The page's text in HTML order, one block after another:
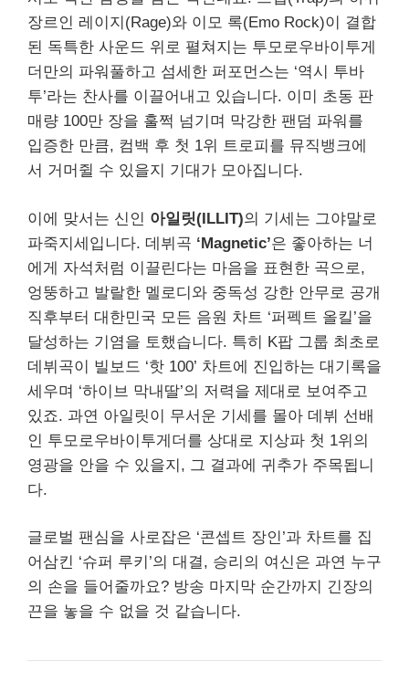
장르인 레이지(Rage)와 이모 록(Emo Rock)이 결합
된 독특한 사운드 위로 펼쳐지는 투모로우바이투게
더만의 파워풀하고 섬세한 퍼포먼스는 ‘역시 투바
투’라는 찬사를 이끌어내고 있습니다. 이미 초동 판
매량 100만 장을 훌쩍 넘기며 막강한 팬덤 파워를
입증한 만큼, 컴백 후 첫 1위 트로피를 뮤직뱅크에
서 거머쥘 수 있을지 기대가 모아집니다.
이에 맞서는 신인 아일릿(ILLIT)의 기세는 그야말로
파죽지세입니다. 데뷔곡 ‘Magnetic’은 좋아하는 너
에게 자석처럼 이끌린다는 마음을 표현한 곡으로,
엉뚱하고 발랄한 멜로디와 중독성 강한 안무로 공개
직후부터 대한민국 모든 음원 차트 ‘퍼펙트 올킬’을
달성하는 기염을 토했습니다. 특히 K팝 그룹 최초로
데뷔곡이 빌보드 ‘핫 100’ 차트에 진입하는 대기록을
세우며 ‘하이브 막내딸’의 저력을 제대로 보여주고
있죠. 과연 아일릿이 무서운 기세를 몰아 데뷔 선배
인 투모로우바이투게더를 상대로 지상파 첫 1위의
영광을 안을 수 있을지, 그 결과에 귀추가 주목됩니
다.
글로벌 팬심을 사로잡은 ‘콘셉트 장인’과 차트를 집
어삼킨 ‘슈퍼 루키’의 대결, 승리의 여신은 과연 누구
의 손을 들어줄까요? 방송 마지막 순간까지 긴장의
끈을 놓을 수 없을 것 같습니다.